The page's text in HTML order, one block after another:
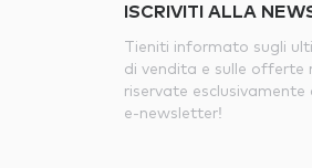
ISCRIVITI ALLA
Tieniti informato sugli
di vendita e sulle offerte
riservate
e-newsletter!